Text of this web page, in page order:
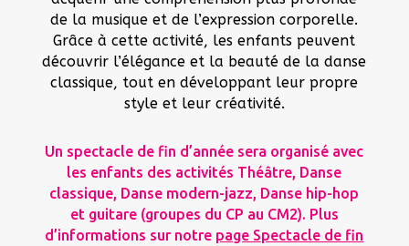
de la musique et de l’expression corporelle.
Grâce à cette activité, les enfants peuvent
découvrir l’élégance et la beauté de la danse
classique, tout en développant leur propre
style et leur créativité.
Un spectacle de fin d’année sera organisé avec
les enfants des activités Théâtre, Danse
classique, Danse modern-jazz, Danse hip-hop
et guitare (groupes du CP au CM2). Plus
d’informations sur notre page Spectacle de fin